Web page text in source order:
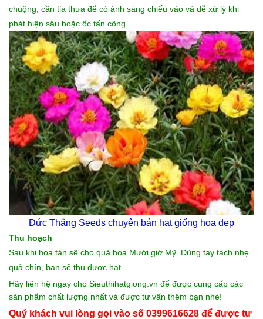
chuộng, cần tỉa thưa để có ánh sáng chiếu vào và dễ xử lý khi
phát hiện sâu hoặc ốc tấn công.
Đức Thắng Seeds chuyên bán hạt giống hoa đẹp
Thu hoạch
Sau khi hoa tàn sẽ cho quả hoa Mười giờ Mỹ. Dùng tay tách nhẹ
quả chín, bạn sẽ thu được hạt.
Hãy liên hệ ngay cho Sieuthihatgiong.vn để được cung cấp các
sản phẩm chất lượng nhất và được tư vấn thêm bạn nhé!
Quý khách vui lòng gọi vào số 0399616628 để được tư